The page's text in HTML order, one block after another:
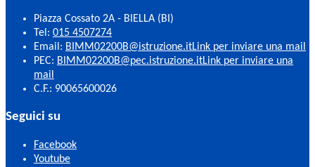
Piazza Cossato 2A - BIELLA (BI)
Tel: 015 4507274
Email: BIMM02200B@istruzione.itLink per inviare una mail
PEC: BIMM02200B@pec.istruzione.itLink per inviare una
mail
C.F.: 90065600026
Seguici su
Facebook
Youtube